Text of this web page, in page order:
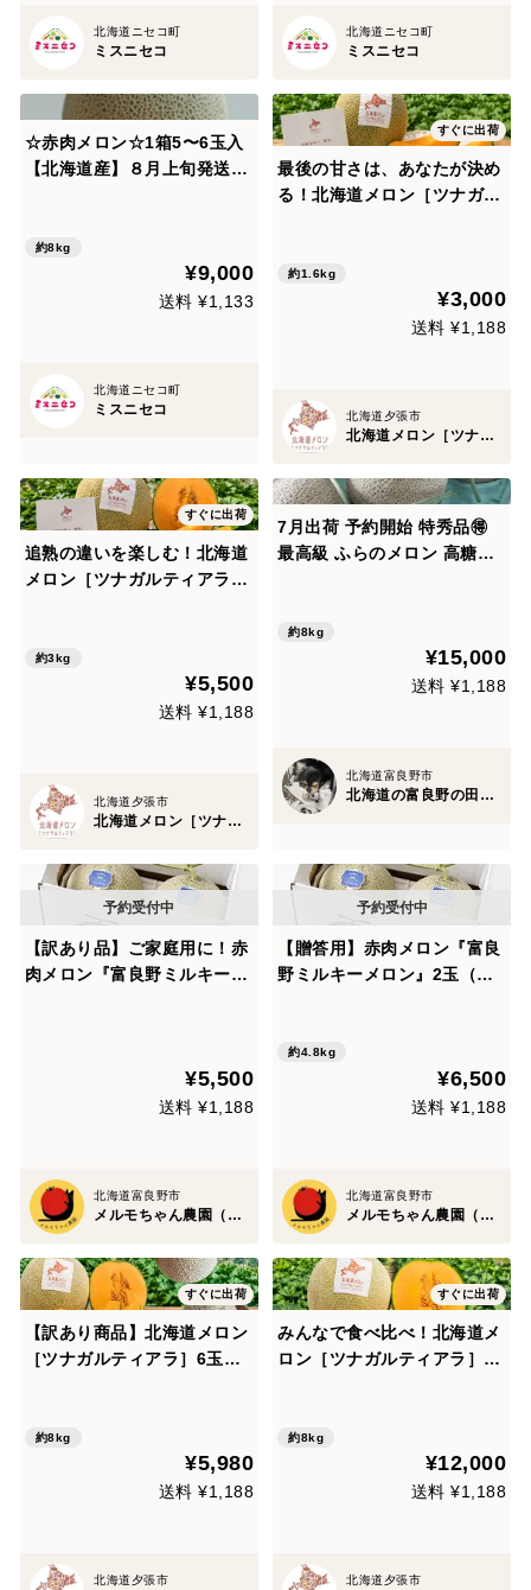
北海道ニセコ町
ミスニセコ
北海道ニセコ町
ミスニセコ
☆赤肉メロン☆1箱5〜6玉入
【北海道産】８月上旬発送
約8kg
¥9,000
送料 ¥1,133
北海道ニセコ町
ミスニセコ
すぐに出荷
最後の甘さは、あなたが決め
る！北海道メロン［ツナガル
せるメロン
約1.6kg
¥3,000
送料 ¥1,188
北海道夕張市
北海道メロン［ツナガルティアラ］
すぐに出荷
追熟の違いを楽しむ！北海道
メロン［ツナガルティアラ］
約3kg
¥5,500
送料 ¥1,188
北海道夕張市
北海道メロン［ツナガルティアラ］
7月出荷 予約開始 特秀品🉐
最高級 ふらのメロン 高糖度1
約8kg
¥15,000
送料 ¥1,188
北海道富良野市
北海道の富良野の田舎農園
【訳あり品】ご家庭用に！赤
肉メロン『富良野ミルキーメ
¥5,500
送料 ¥1,188
北海道富良野市
メルモちゃん農園（大竹農園）
【贈答用】赤肉メロン『富良
野ミルキーメロン』2玉（約
約4.8kg
¥6,500
送料 ¥1,188
北海道富良野市
メルモちゃん農園（大竹農園）
すぐに出荷
【訳あり商品】北海道メロン
［ツナガルティアラ］6玉
約8kg
¥5,980
送料 ¥1,188
北海道夕張市
すぐに出荷
みんなで食べ比べ！北海道メ
ロン［ツナガルティアラ］6
約8kg
¥12,000
送料 ¥1,188
北海道夕張市